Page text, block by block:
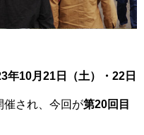
年10月21日（土）・22日
催され、今回が第20回目